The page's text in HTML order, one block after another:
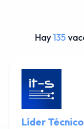
Hay135
Líder